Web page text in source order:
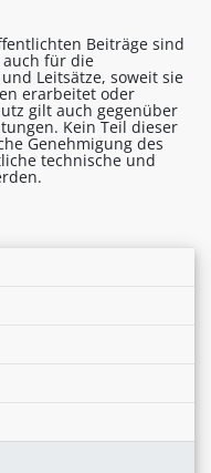
Beiträge sind
für die
Leitsätze, soweit sie
erarbeitet oder
gilt auch gegenüber
Kein Teil dieser
Genehmigung des
technische und